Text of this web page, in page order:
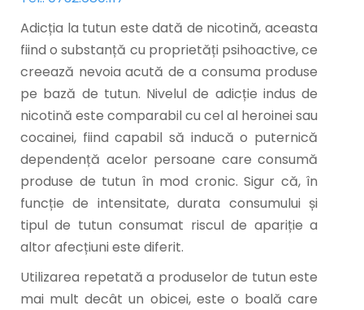
Adicția la tutun este dată de nicotină, aceasta
fiind o substanță cu proprietăți psihoactive, ce
creează nevoia acută de a consuma produse
pe bază de tutun. Nivelul de adicție indus de
nicotină este comparabil cu cel al heroinei sau
cocainei, fiind capabil să inducă o puternică
dependență acelor persoane care consumă
produse de tutun în mod cronic. Sigur că, în
funcție de intensitate, durata consumului și
tipul de tutun consumat riscul de apariție a
altor afecțiuni este diferit.
Utilizarea repetată a produselor de tutun este
mai mult decât un obicei, este o boală care